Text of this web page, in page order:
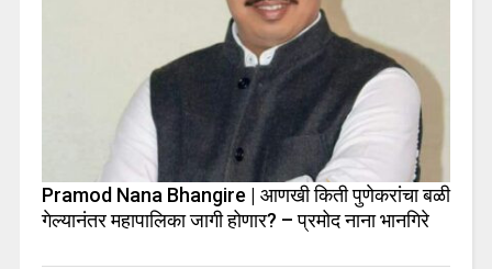
Pramod Nana Bhangire | आणखी किती पुणेकरांचा बळी
गेल्यानंतर महापालिका जागी होणार? – प्रमोद नाना भानगिरे